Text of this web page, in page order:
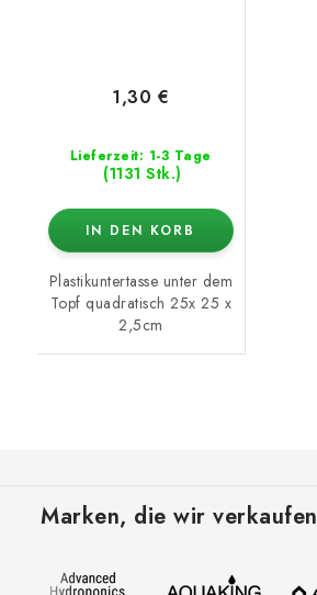
Lieferzeit: 1-3 Tage
(1131 Stk.)
1,30 €
IN DEN KORB
Plastikuntertasse unter dem
Topf quadratisch 25x 25 x
2,5cm
Marken, die wir verkaufen